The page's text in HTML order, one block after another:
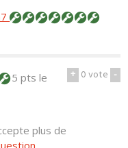
+ 0vote -
5 ptsle
plus de